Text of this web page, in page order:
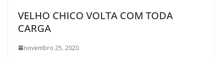
VELHO CHICO VOLTA COM TODA
CARGA
novembro 25, 2020